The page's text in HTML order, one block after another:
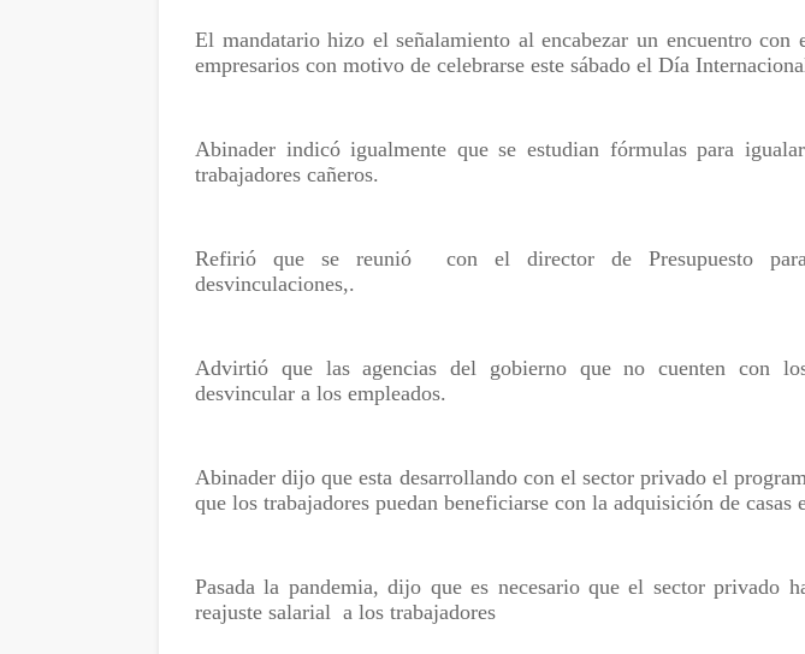
El mandatario hizo el señalamiento al encabezar un encuentro
empresarios con motivo de celebrarse este sábado el Día
Abinader indicó igualmente que se estudian fórmulas para
trabajadores cañeros.
Refirió que se reunió
con el director de Presupuesto
desvinculaciones,.
Advirtió que las agencias del gobierno que no cuenten con
desvincular a los empleados.
Abinader dijo que esta desarrollando con el sector privado el
que los trabajadores puedan beneficiarse con la adquisición de casas
Pasada la pandemia, dijo que es necesario que el sector privado
reajuste salarial a los trabajadores